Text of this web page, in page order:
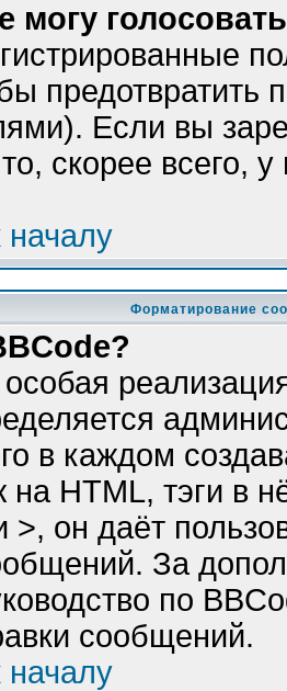
могу
предотвратить
Если вы
то, скорее всего,
началу
Форматирование
в каждом
на HTML, тэги в
>, он даёт
За
по
сообщений.
началу